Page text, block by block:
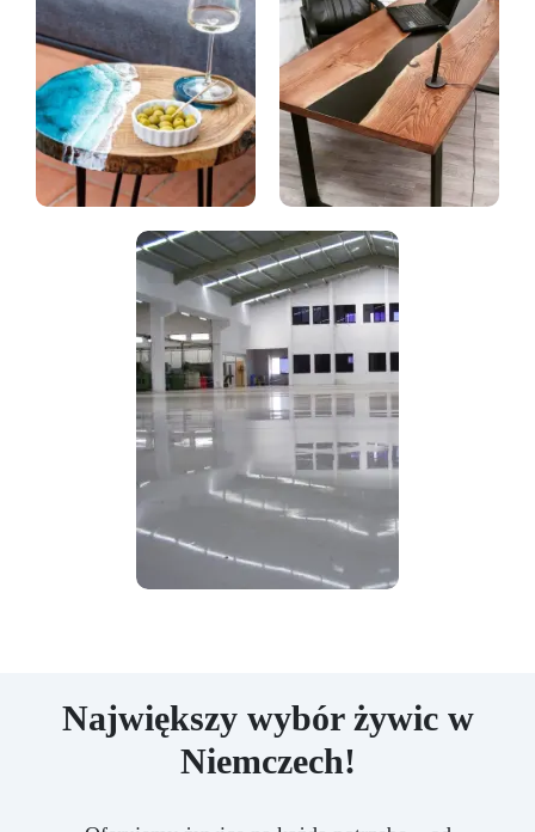
Największy wybór żywic w
Niemczech!